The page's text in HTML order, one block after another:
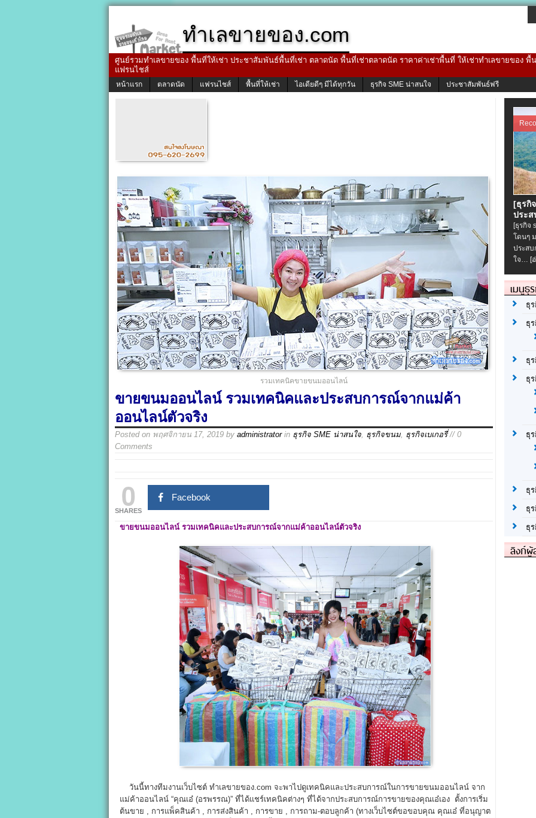
ทำเลขายของ.com
ศูนย์รวมทำเลขายของ พื้นที่ให้เช่า ประชาสัมพันธ์พื้นที่เช่า ตลาดนัด พื้นที่เช่าตลาดนัด ราคาค่าเช่าพื้นที่ ให้เช่าทำเลขายของ
แฟรนไชส์
หน้าแรก ตลาดนัด แฟรนไชส์ พื้นที่ให้เช่า ไอเดียดีๆ มีได้ทุกวัน ธุรกิจ SME น่าสนใจ ประชาสัมพันธ์ฟรี
รวมเทคนิคขายขนมออนไลน์
ขายขนมออนไลน์ รวมเทคนิคและประสบการณ์จากแม่ค้า
ออนไลน์ตัวจริง
Posted on พฤศจิกายน 17, 2019 by administratorin ธุรกิจ SME น่าสนใจ ธุรกิจขนม ธุรกิจเบเกอรี่// 0
Comments
0
SHARES
Facebook
ขายขนมออนไลน์ รวมเทคนิคและประสบการณ์จากแม่ค้าออนไลน์ตัวจริง
วันนี้ทางทีมงานเว็บไซต์ ทำเลขายของ.com จะพาไปดูเทคนิคและประสบการณ์ในการขายขนมออนไลน์ จาก
แม่ค้าออนไลน์ “คุณเอ๋ (อรพรรณ)” ที่ได้แชร์เทคนิคต่างๆ ที่ได้จากประสบการณ์การขายของคุณเอ๋เอง ตั้งการเริ่ม
ต้นขาย , การแพ็คสินค้า , การส่งสินค้า , การขาย , การถาม-ตอบลูกค้า (ทางเว็บไซต์ขอขอบคุณ คุณเอ๋ ที่อนุญาต
[ธุรกิ
ประ
[ธุรกิจ
โดนๆ
ประส
ใจ… [
เมนูธุ
ธุ
ธุ
ธุ
ธุ
ธุ
ธุ
ธุ
ธุ
ลิงก์